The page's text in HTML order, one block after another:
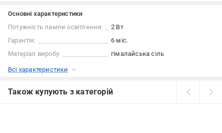
Основні характеристики
Потужність лампи освітлення:
2 Вт
Гарантія:
6 міс.
Матеріал виробу:
гімалайська сіль
Всі характеристики
Також купують з категорій